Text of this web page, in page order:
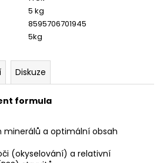
5 kg
8595706701945
5kg
Diskuze
formula
minerálů a optimální obsah
(okyselování) a relativní